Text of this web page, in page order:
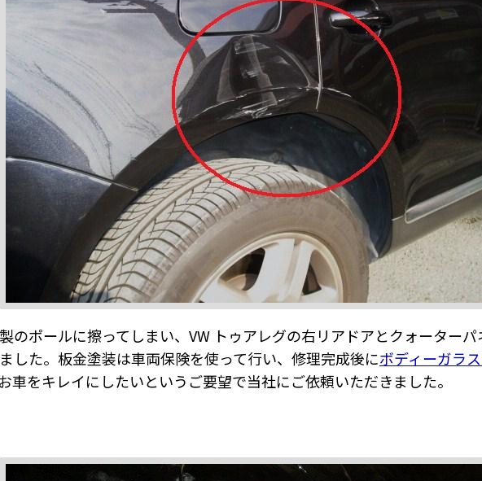
のポールに擦ってしまい、VW トゥアレグの右リアドアとクォーター
した。板金塗装は車両保険を使って行い、修理完成後にボディーガラ
車をキレイにしたいというご要望で当社にご依頼いただきました。